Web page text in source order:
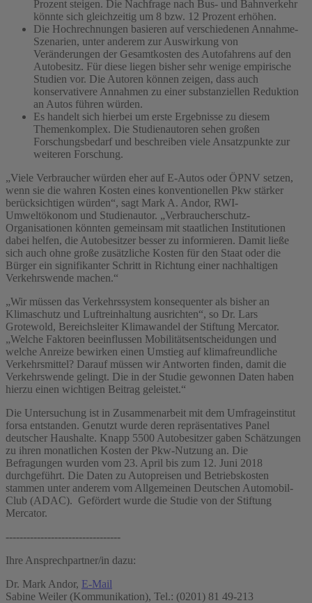
Prozent steigen. Die Nachfrage nach Bus- und Bahnverkehr
könnte sich gleichzeitig um 8 bzw. 12 Prozent erhöhen.
Die Hochrechnungen basieren auf verschiedenen Annahme-
Szenarien, unter anderem zur Auswirkung von
Veränderungen der Gesamtkosten des Autofahrens auf den
Autobesitz. Für diese liegen bisher sehr wenige empirische
Studien vor. Die Autoren können zeigen, dass auch
konservativere Annahmen zu einer substanziellen Reduktion
an Autos führen würden.
Es handelt sich hierbei um erste Ergebnisse zu diesem
Themenkomplex. Die Studienautoren sehen großen
Forschungsbedarf und beschreiben viele Ansatzpunkte zur
weiteren Forschung.
„Viele Verbraucher würden eher auf E-Autos oder ÖPNV setzen,
wenn sie die wahren Kosten eines konventionellen Pkw stärker
berücksichtigen würden“, sagt Mark A. Andor, RWI-
Umweltökonom und Studienautor. „Verbraucherschutz-
Organisationen könnten gemeinsam mit staatlichen Institutionen
dabei helfen, die Autobesitzer besser zu informieren. Damit ließe
sich auch ohne große zusätzliche Kosten für den Staat oder die
Bürger ein signifikanter Schritt in Richtung einer nachhaltigen
Verkehrswende machen.“
„Wir müssen das Verkehrssystem konsequenter als bisher an
Klimaschutz und Luftreinhaltung ausrichten“, so Dr. Lars
Grotewold, Bereichsleiter Klimawandel der Stiftung Mercator.
„Welche Faktoren beeinflussen Mobilitätsentscheidungen und
welche Anreize bewirken einen Umstieg auf klimafreundliche
Verkehrsmittel? Darauf müssen wir Antworten finden, damit die
Verkehrswende gelingt. Die in der Studie gewonnen Daten haben
hierzu einen wichtigen Beitrag geleistet.“
Die Untersuchung ist in Zusammenarbeit mit dem Umfrageinstitut
forsa entstanden. Genutzt wurde deren repräsentatives Panel
deutscher Haushalte. Knapp 5500 Autobesitzer gaben Schätzungen
zu ihren monatlichen Kosten der Pkw-Nutzung an. Die
Befragungen wurden vom 23. April bis zum 12. Juni 2018
durchgeführt. Die Daten zu Autopreisen und Betriebskosten
stammen unter anderem vom Allgemeinen Deutschen Automobil-
Club (ADAC). Gefördert wurde die Studie von der Stiftung
Mercator.
---------------------------------
Ihre Ansprechpartner/in dazu:
Dr. Mark Andor, E-Mail
Sabine Weiler (Kommunikation), Tel.: (0201) 81 49-213